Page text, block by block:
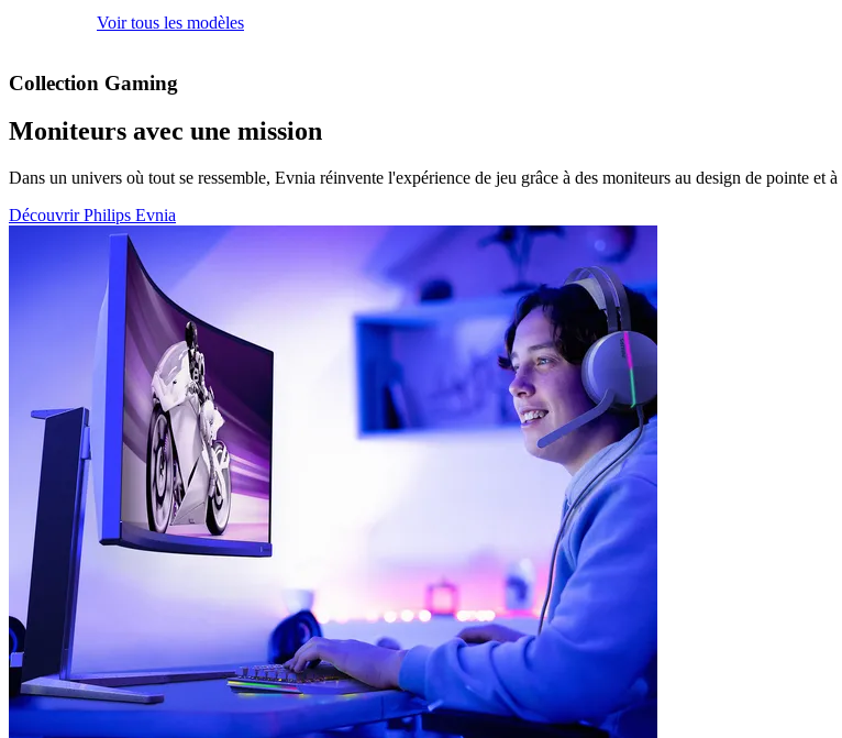
Voir tous les modèles
Collection Gaming
Moniteurs avec une mission
Dans un univers où tout se ressemble, Evnia réinvente l'expérience de jeu grâce à des moniteurs au design de pointe et
Découvrir Philips Evnia